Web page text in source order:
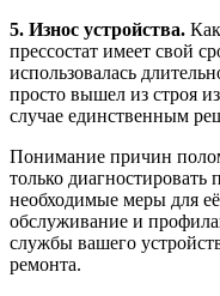
5. Износ устройства.
прессостат имеет свой
использовалась
просто вышел из строя
случае единственным
Понимание причин
только
необходимые меры для
обслуживание и
службы вашего
ремонта.